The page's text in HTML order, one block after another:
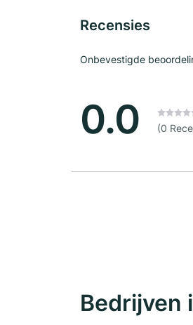
Recensies
Onbevestigde
0.0 (0
Bedrijven